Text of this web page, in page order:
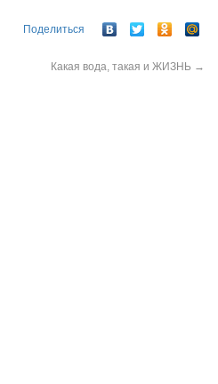
Поделиться
Какая вода, такая и ЖИЗНЬ →